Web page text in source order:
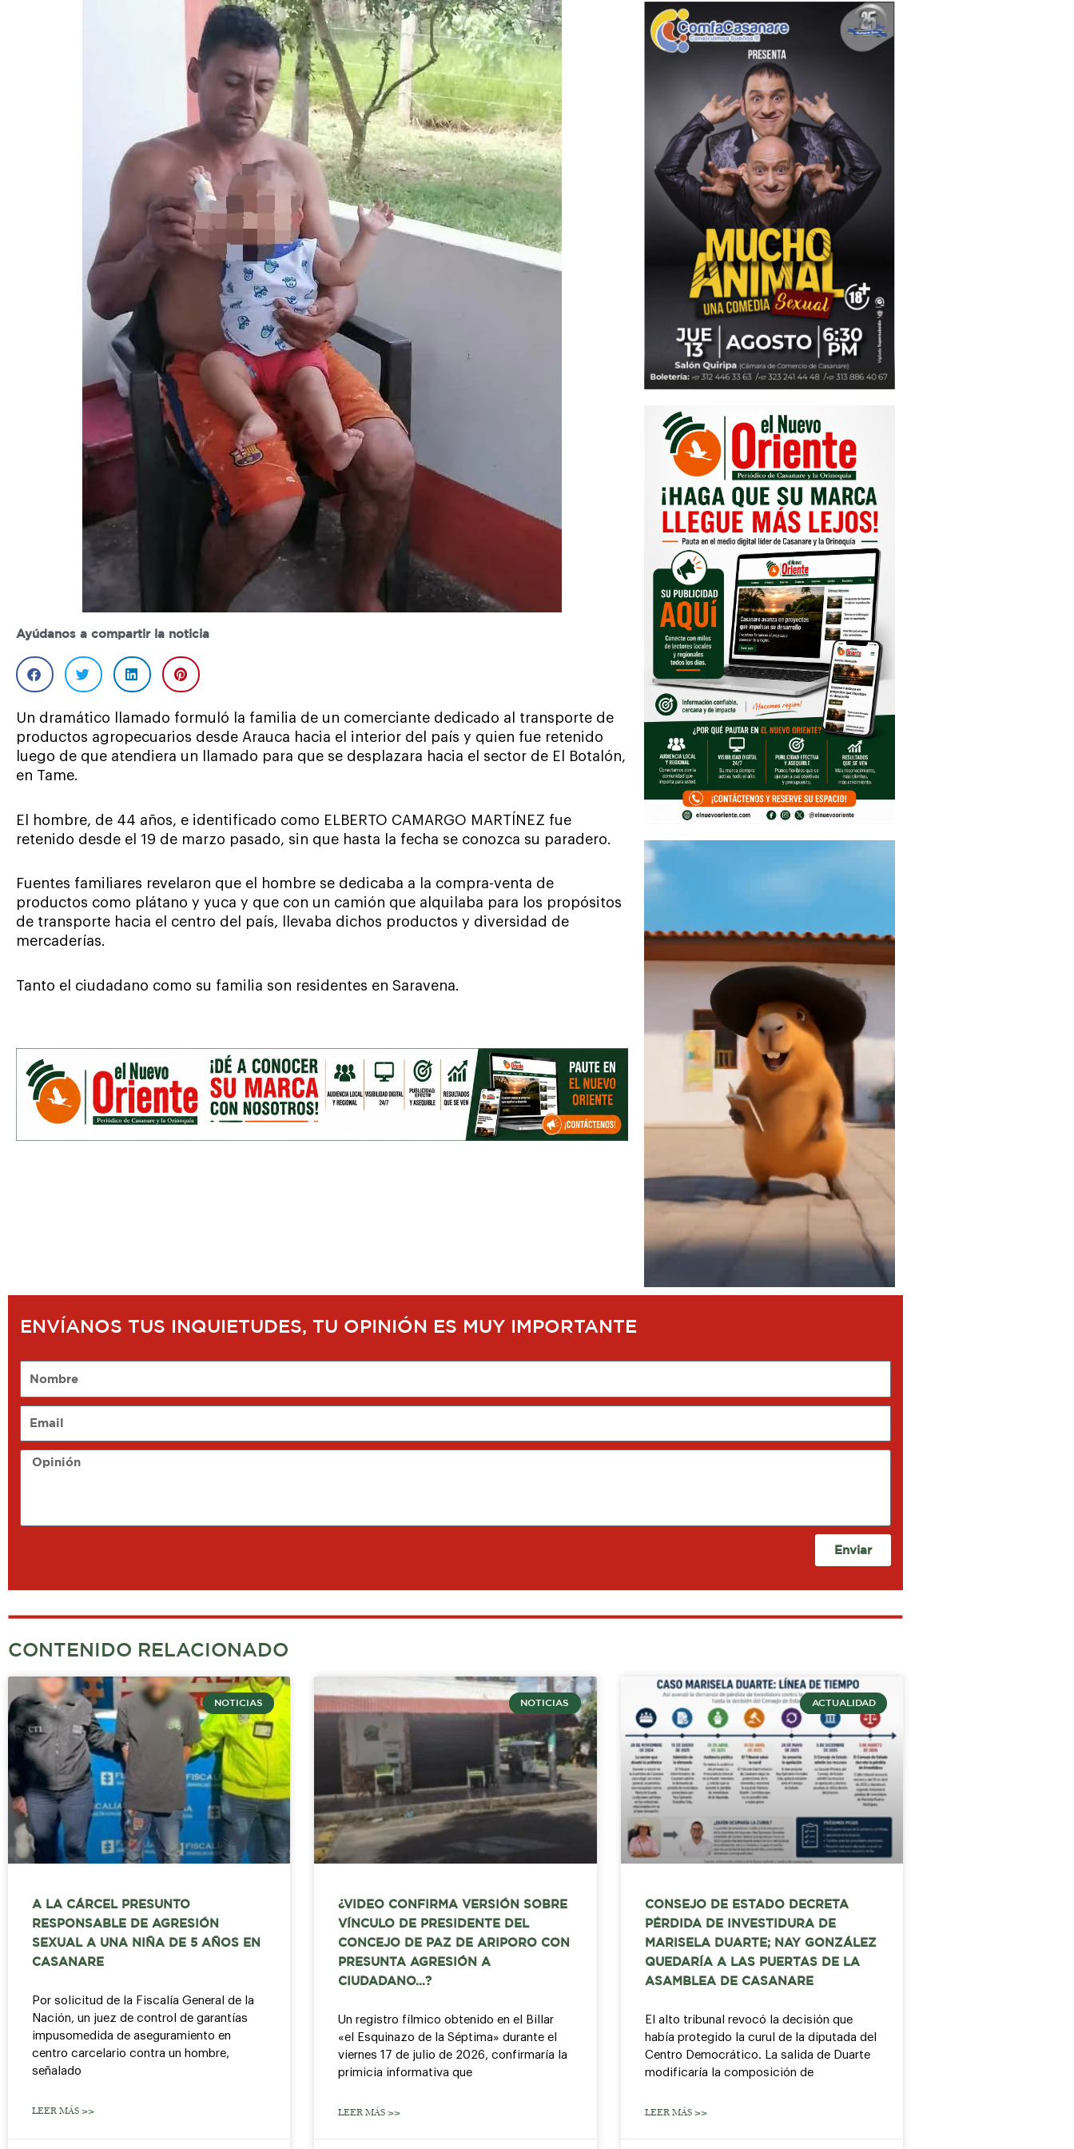
Ayúdanos a compartir la noticia
Un dramático llamado formuló la familia de un comerciante dedicado al transporte de
productos agropecuarios desde Arauca hacia el interior del país y quien fue retenido
luego de que atendiera un llamado para que se desplazara hacia el sector de El Botalón,
en Tame.
El hombre, de 44 años, e identificado como ELBERTO CAMARGO MARTÍNEZ fue
retenido desde el 19 de marzo pasado, sin que hasta la fecha se conozca su paradero.
Fuentes familiares revelaron que el hombre se dedicaba a la compra-venta de
productos como plátano y yuca y que con un camión que alquilaba para los propósitos
de transporte hacia el centro del país, llevaba dichos productos y diversidad de
mercaderías.
Tanto el ciudadano como su familia son residentes en Saravena.
ENVÍANOS TUS INQUIETUDES, TU OPINIÓN ES MUY IMPORTANTE
Opinión
Enviar
CONTENIDO RELACIONADO
NOTICIAS
A LA CÁRCEL PRESUNTO
RESPONSABLE DE AGRESIÓN
SEXUAL A UNA NIÑA DE 5 AÑOS EN
CASANARE
Por solicitud de la Fiscalía General de la
Nación, un juez de control de garantías
impusomedida de aseguramiento en
centro carcelario contra un hombre,
señalado
LEER MÁS >>
NOTICIAS
¿VIDEO CONFIRMA VERSIÓN SOBRE
VÍNCULO DE PRESIDENTE DEL
CONCEJO DE PAZ DE ARIPORO CON
PRESUNTA AGRESIÓN A
CIUDADANO…?
Un registro fílmico obtenido en el Billar
«el Esquinazo de la Séptima» durante el
viernes 17 de julio de 2026, confirmaría la
primicia informativa que
LEER MÁS >>
ACTUALIDAD
CONSEJO DE ESTADO DECRETA
PÉRDIDA DE INVESTIDURA DE
MARISELA DUARTE; NAY GONZÁLEZ
QUEDARÍA A LAS PUERTAS DE LA
ASAMBLEA DE CASANARE
El alto tribunal revocó la decisión que
había protegido la curul de la diputada del
Centro Democrático. La salida de Duarte
modificaría la composición de
LEER MÁS >>